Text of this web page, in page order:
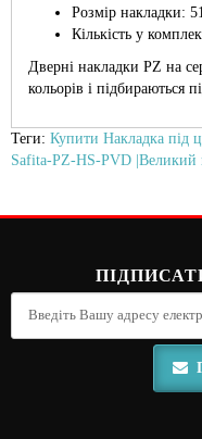
Розмір накладки:
Кількість у
Дверні накладки PZ на
кольорів і підбираються
Теги: Купити Накладка під
Safita-PZ-HS-PVD |Великий